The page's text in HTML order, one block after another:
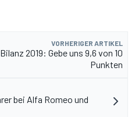
VORHERIGER ARTIKEL
2019: Gebe uns 9,6 von 10
Punkten
bei Alfa Romeo und